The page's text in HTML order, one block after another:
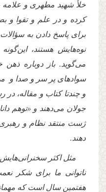
خلأ شهید مطهری و
کرده و در علم و تقوا و
برای پاسخ دادن به
نوه‌هایش هستند،
می‌گوید. باز دوباره ذهن
سوادهای پر سر و صدا و
و چندتا کتاب و مقاله،
جولان می‌دهند و «توهم
ژست منتقد نظام و
دهند.
مثل اکثر سخنرانی‌هایش
ناتوانی ما برای شکر
هفتمین سال است که